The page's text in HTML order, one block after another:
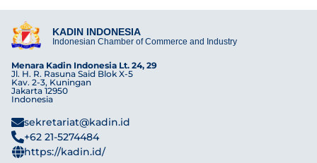
KADIN INDONESIA
Indonesian Chamber of Commerce and Industry
Menara Kadin Indonesia Lt. 24, 29
Jl. H. R. Rasuna Said Blok X-5
Kav. 2-3, Kuningan
Jakarta 12950
Indonesia
sekretariat@kadin.id
+62 21-5274484
https://kadin.id/